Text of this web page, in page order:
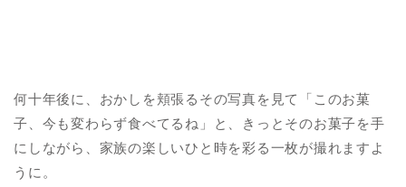
何十年後に、おかしを頬張るその写真を見て「このお菓
子、今も変わらず食べてるね」と、きっとそのお菓子を手
にしながら、家族の楽しいひと時を彩る一枚が撮れますよ
うに。